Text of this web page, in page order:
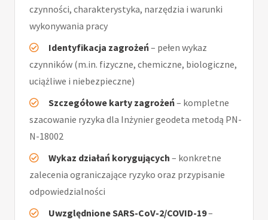
czynności, charakterystyka, narzędzia i warunki
wykonywania pracy
Identyfikacja zagrożeń– pełen wykaz
czynników (m.in. fizyczne, chemiczne, biologiczne,
uciążliwe i niebezpieczne)
Szczegółowe karty zagrożeń– kompletne
szacowanie ryzyka dla Inżynier geodeta metodą PN-
N-18002
Wykaz działań korygujących – konkretne
zalecenia ograniczające ryzyko oraz przypisanie
odpowiedzialności
Uwzględnione SARS-CoV-2/COVID-19–